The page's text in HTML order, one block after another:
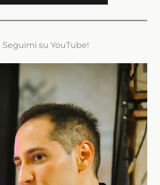
Seguimi su YouTube!